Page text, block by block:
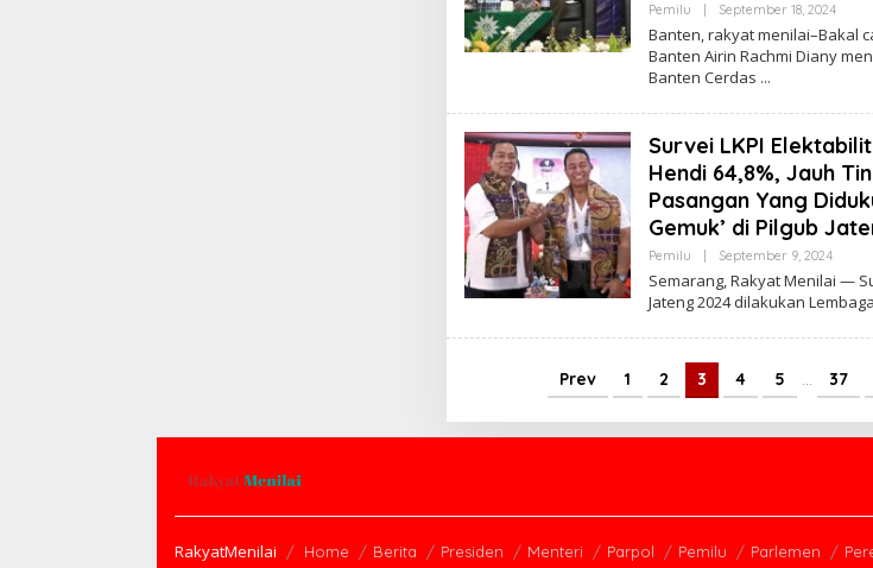
Pemilu September 18, 2024B
Y
R
O
A
Banten, rakyat menilai–Bakal
Banten Airin Rachmi Diany
Banten Cerdas
Survei LKPI
Hendi 64,8%, Jauh
Pasangan Yang
Gemuk’ di Pilgub
Pemilu September 9, 2024B
Y
R
O
Y
Z
Semarang, Rakyat Menilai —
Jateng 2024 dilakukan
Prev 1 2 3 4 5 … 37
RakyatMenilai Home Berita Presiden Menteri Parpol Pemilu Parlemen